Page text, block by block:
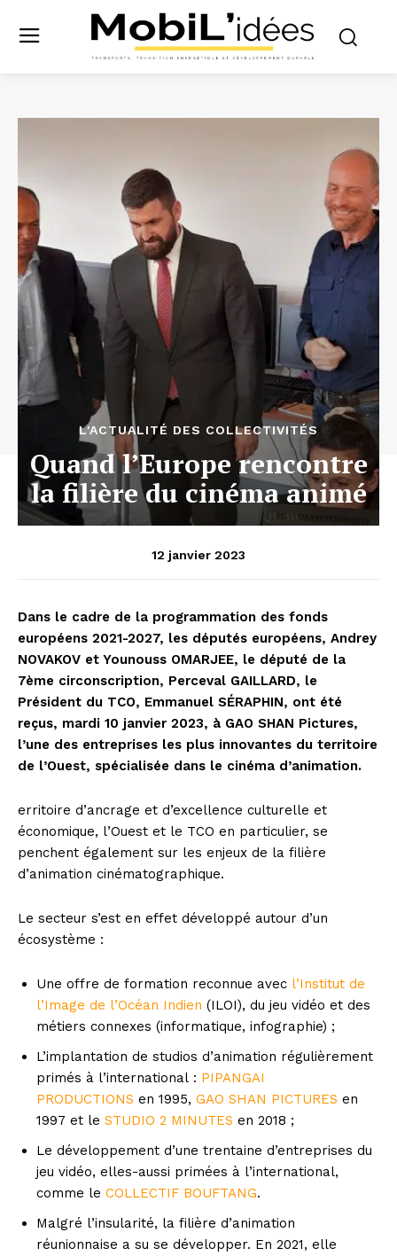
L'ACTUALITÉ DES COLLECTIVITÉS
Quand l’Europe rencontre
la filière du cinéma animé
12 janvier 2023
Dans le cadre de la programmation des fonds
européens 2021-2027, les députés européens, Andrey
NOVAKOV et Younouss OMARJEE, le député de la
7ème circonscription, Perceval GAILLARD, le
Président du TCO, Emmanuel SÉRAPHIN, ont été
reçus, mardi 10 janvier 2023, à GAO SHAN Pictures,
l’une des entreprises les plus innovantes du territoire
de l’Ouest, spécialisée dans le cinéma d’animation.
erritoire d’ancrage et d’excellence culturelle et
économique, l’Ouest et le TCO en particulier, se
penchent également sur les enjeux de la filière
d’animation cinématographique.
Le secteur s’est en effet développé autour d’un
écosystème :
Une offre de formation reconnue avec l’Institut de
l’Image de l’Océan Indien (ILOI), du jeu vidéo et des
métiers connexes (informatique, infographie) ;
L’implantation de studios d’animation régulièrement
primés à l’international : PIPANGAI
PRODUCTIONS en 1995, GAO SHAN PICTURES en
1997 et le STUDIO 2 MINUTES en 2018 ;
Le développement d’une trentaine d’entreprises du
jeu vidéo, elles-aussi primées à l’international,
comme le COLLECTIF BOUFTANG.
Malgré l’insularité, la filière d’animation
réunionnaise a su se développer. En 2021, elle